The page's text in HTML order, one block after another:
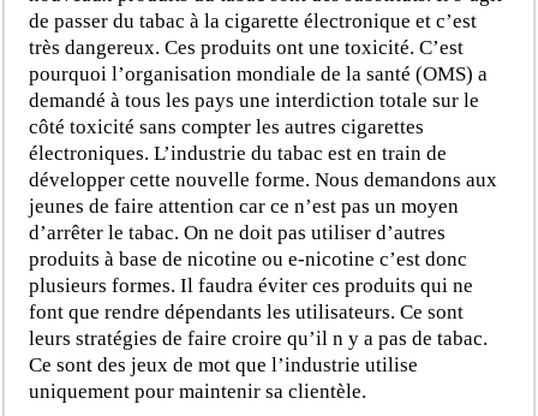
de passer du tabac à la cigarette électronique et c’est
très dangereux. Ces produits ont une toxicité. C’est
pourquoi l’organisation mondiale de la santé (OMS) a
demandé à tous les pays une interdiction totale sur le
côté toxicité sans compter les autres cigarettes
électroniques. L’industrie du tabac est en train de
développer cette nouvelle forme. Nous demandons aux
jeunes de faire attention car ce n’est pas un moyen
d’arrêter le tabac. On ne doit pas utiliser d’autres
produits à base de nicotine ou e-nicotine c’est donc
plusieurs formes. Il faudra éviter ces produits qui ne
font que rendre dépendants les utilisateurs. Ce sont
leurs stratégies de faire croire qu’il n y a pas de tabac.
Ce sont des jeux de mot que l’industrie utilise
uniquement pour maintenir sa clientèle.